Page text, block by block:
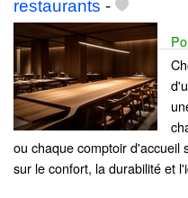
restaurants -
ou chaque comptoir d'accueil
sur le confort, la durabilité et